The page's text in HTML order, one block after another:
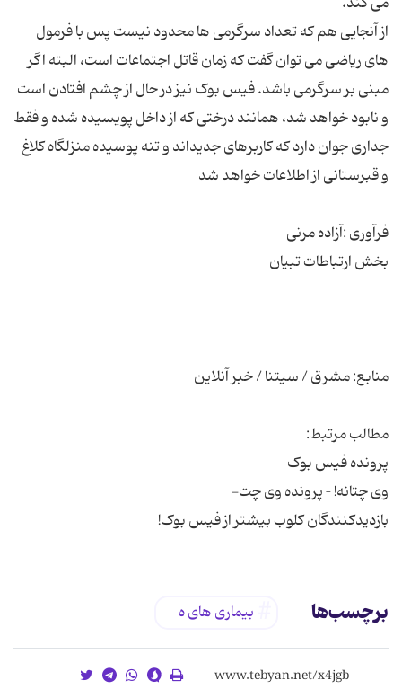
از آنجایی هم که تعداد سرگرمی ها محدود نیست پس با فرمول
های ریاضی می توان گفت که زمان قاتل اجتماعات است، البته اگر
مبنی بر سرگرمی باشد. فیس بوک نیز در حال از چشم افتادن است
و نابود خواهد شد، همانند درختی که از داخل پویسیده شده و فقط
جداری جوان دارد که کاربرهای جدیداند و تنه پوسیده منزلگاه کلاغ
بازدیدکنندگان کلوب بیشتر از فیس بوک!
برچسب‌ها بیماری ‌های ه